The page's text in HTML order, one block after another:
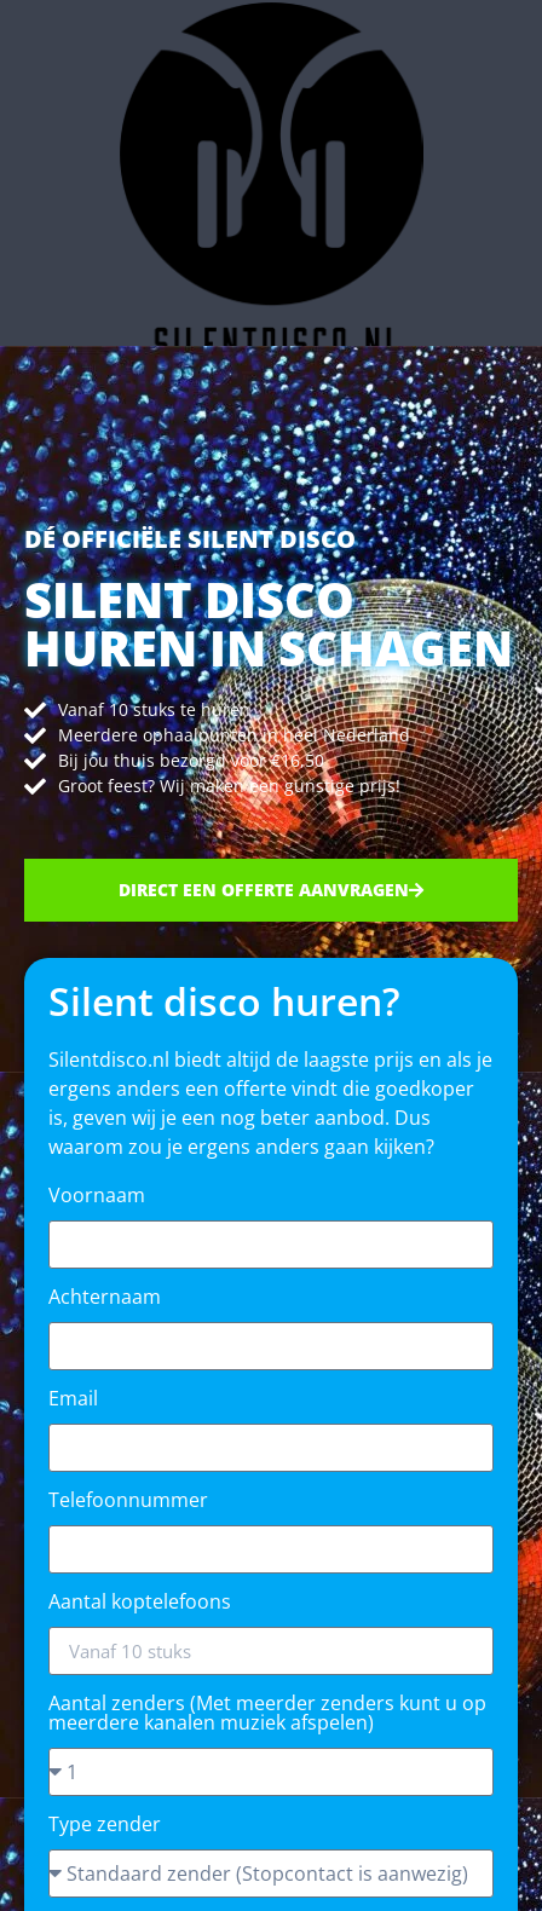
SILENT DISCO RESERVEREN
DÉ OFFICIËLE SILENT DISCO
SILENT DISCO
HUREN IN SCHAGEN
Vanaf 10 stuks te huren
Meerdere ophaalpunten in heel Nederland
Bij jou thuis bezorgd voor €16,50
Groot feest? Wij maken een gunstige prijs!
DIRECT EEN OFFERTE AANVRAGEN
Silent disco huren?
Silentdisco.nl biedt altijd de laagste prijs en als je
ergens anders een offerte vindt die goedkoper
is, geven wij je een nog beter aanbod. Dus
waarom zou je ergens anders gaan kijken?
Voornaam
Achternaam
Email
Telefoonnummer
Aantal koptelefoons
Aantal zenders (Met meerder zenders kunt u op
meerdere kanalen muziek afspelen)
Type zender